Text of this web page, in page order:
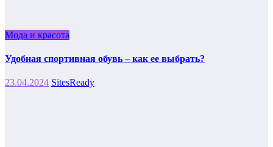
Мода и красота
Удобная спортивная обувь – как ее выбрать?
23.04.2024 SitesReady